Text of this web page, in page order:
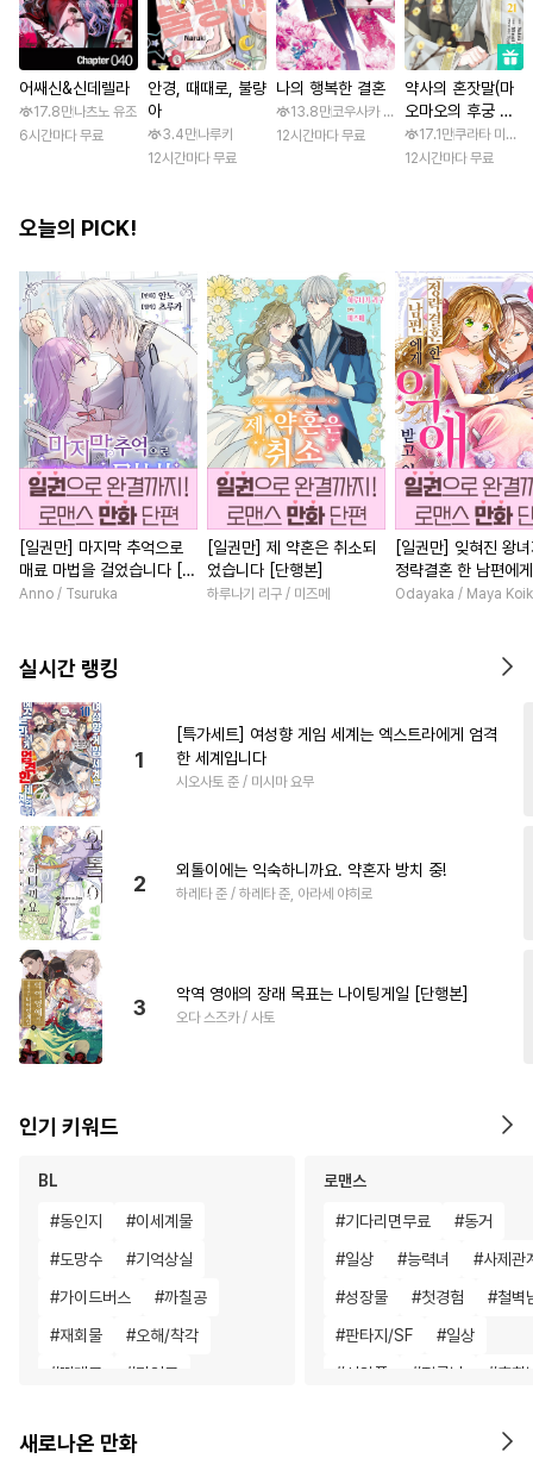
어쌔신&신데렐라
17.8만나츠노 유조
6시간마다 무료
안경, 때때로, 불량
아
3.4만나루키
12시간마다 무료
나의 행복한 결혼
13.8만코우사카 리토 / 아기토기 아쿠미
12시간마다 무료
약사의 혼잣말(마
오마오의 후궁 수
수께끼 풀이수첩)
17.1만쿠라타 미노
12시간마다 무료
오늘의 PICK!
[일권만] 마지막 추억으로
매료 마법을 걸었습니다 [단
행본]
Anno / Tsuruka
[일권만] 제 약혼은 취소되
었습니다 [단행본]
하루나기 리구 / 미즈메
[일권만] 잊혀진 왕
정략결혼 한 남편에
받고 있습니다 [단행
Odayaka / Maya
실시간 랭킹
1
[특가세트] 여성향 게임 세계는 엑스트라에게 엄격
한 세계입니다
시오사토 준 / 미시마 요무
2
외톨이에는 익숙하니까요. 약혼자 방치 중!
하레타 준 / 하레타 준, 아라세 야히로
3
악역 영애의 장래 목표는 나이팅게일 [단행본]
오다 스즈카 / 사토
인기 키워드
BL
#동인지 #이세계물
#도망수 #기억상실
#가이드버스 #까칠공
#재회물 #오해/착각
#떡대공 #미인공
#명랑수 #능력수
로맨스
#기다리면무료 #동거
#일상 #능력녀 #사제관
#성장물 #첫경험 #철벽
#판타지/SF #일상
# 서양풍 #절륜남 #후회
새로나온 만화